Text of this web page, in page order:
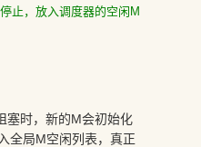
止，放入调度器的空闲M
塞时，新的M会初始化
全局M空闲列表，真正